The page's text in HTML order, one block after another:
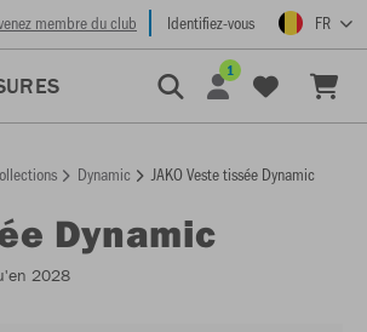
membre du club Identifiez-vous FR
1
Dynamic JAKO Veste tissée Dynamic
Dynamic
2028